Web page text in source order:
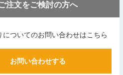
注文をご検討の方へ
についてのお問い合わせはこちら
お問い合わせする